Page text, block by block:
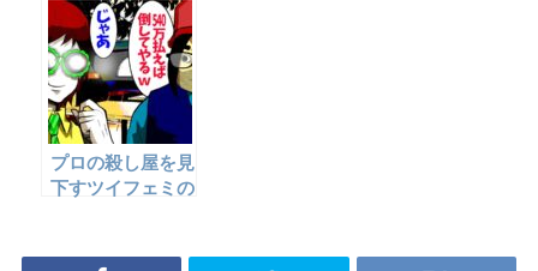
する罰ゲーム☆
プロの殺し屋を見
下すツイフェミの